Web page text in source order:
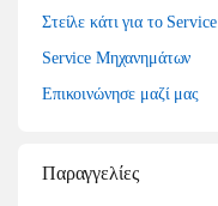
Στείλε κάτι για το Service
Service Μηχανημάτων
Επικοινώνησε μαζί μας
Παραγγελίες